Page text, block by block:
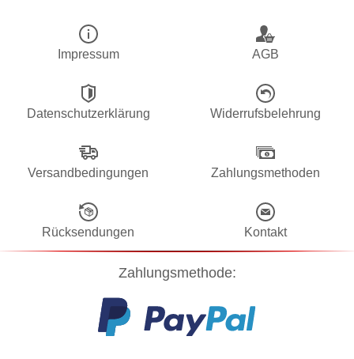
Impressum AGB
Datenschutzerklärung Widerrufsbelehrung
Versandbedingungen Zahlungsmethoden
Rücksendungen Kontakt
Zahlungsmethode: